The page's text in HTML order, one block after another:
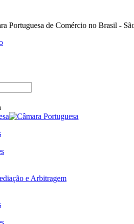
Portuguesa de Comércio no Brasil -
e Arbitragem